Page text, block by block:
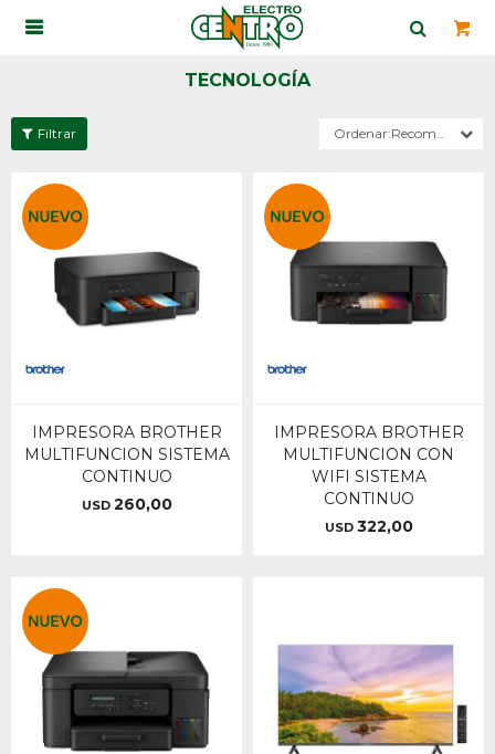

TECNOLOGÍA
Recomendados
IMPRESORA BROTHER
MULTIFUNCION SISTEMA
CONTINUO
USD 260,00
IMPRESORA BROTHER
MULTIFUNCION CON
WIFI SISTEMA
CONTINUO
USD 322,00